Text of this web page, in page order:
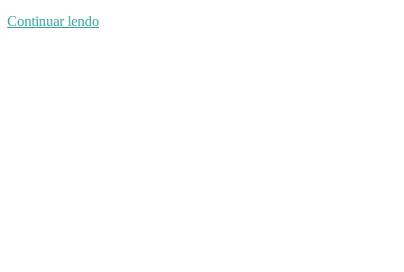
Continuar lendo